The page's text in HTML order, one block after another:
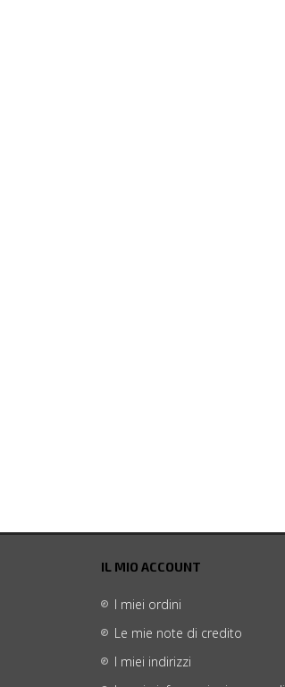
IL MIO ACCOUNT
I miei ordini
Le mie note di credito
I miei indirizzi